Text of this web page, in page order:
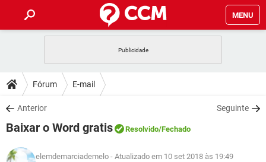
MENU
CELULAR
OUTLOOK
INSTAGRAM GMAIL
GUIA DE COMPRAS
DICAS
JOGOS
INSTAGRAM GMAIL
DOWNLOADS
JOGOS WHATSAPP
CELULAR
JOGOS WHATSAPP
Fórum E-mail
Anterior Seguinte
Baixar o Word gratis Resolvido/Fechado
elemdemarciademelo - Atualizado em 10 set 2018 às 19:49